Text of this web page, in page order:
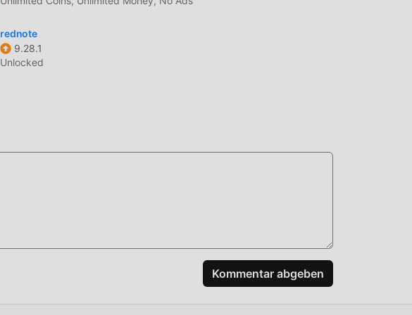
rednote
9.28.1
Unlocked
Kommentar abgeben